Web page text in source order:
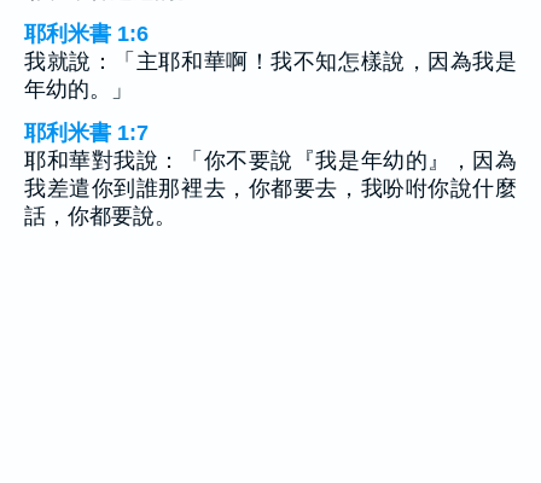
耶利米書 1:6
我就說：「主耶和華啊！我不知怎樣說，因為我是
年幼的。」
耶利米書 1:7
耶和華對我說：「你不要說『我是年幼的』，因為
我差遣你到誰那裡去，你都要去，我吩咐你說什麼
話，你都要說。